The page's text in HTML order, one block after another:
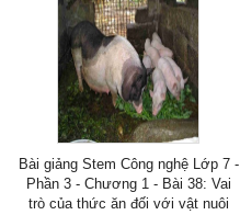
Bài giảng Stem Công nghệ Lớp 7 -
Phần 3 - Chương 1 - Bài 38: Vai
trò của thức ăn đối với vật nuôi